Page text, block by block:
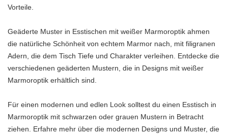
Vorteile.
Geäderte Muster in Esstischen mit weißer Marmoroptik ahmen
die natürliche Schönheit von echtem Marmor nach, mit filigranen
Adern, die dem Tisch Tiefe und Charakter verleihen. Entdecke die
verschiedenen geäderten Mustern, die in Designs mit weißer
Marmoroptik erhältlich sind.
Für einen modernen und edlen Look solltest du einen Esstisch in
Marmoroptik mit schwarzen oder grauen Mustern in Betracht
ziehen. Erfahre mehr über die modernen Designs und Muster, die